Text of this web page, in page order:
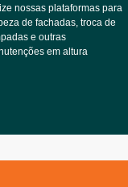
nossas plataformas para
de fachadas, troca de
e outras
em altura